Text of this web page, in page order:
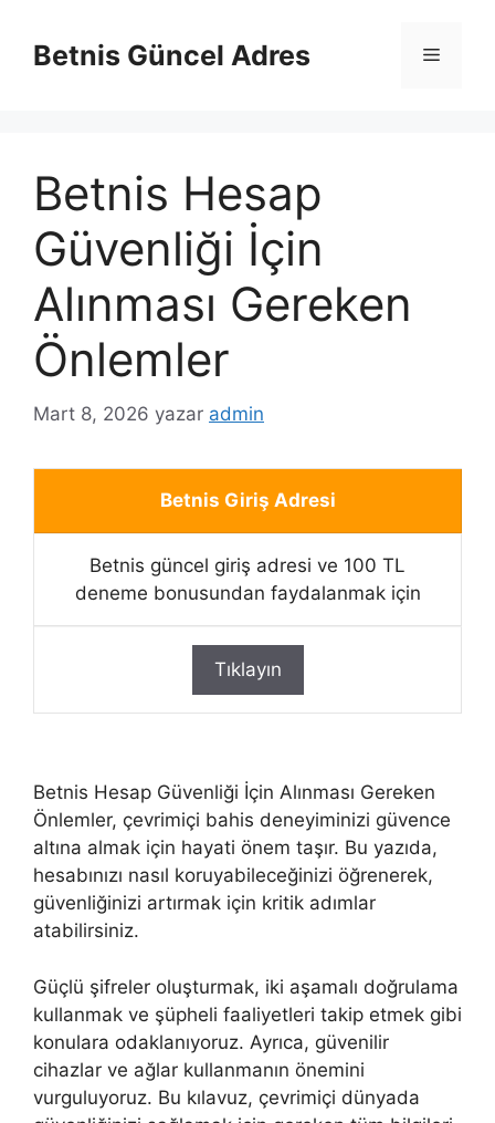
Betnis Güncel Adres Menü
Betnis Hesap
Güvenliği İçin
Alınması Gereken
Önlemler
Mart 8, 2026 yazar admin
Betnis Giriş Adresi
Betnis güncel giriş adresi ve 100 TL
deneme bonusundan faydalanmak için
Tıklayın
Betnis Hesap Güvenliği İçin Alınması Gereken
Önlemler, çevrimiçi bahis deneyiminizi güvence
altına almak için hayati önem taşır. Bu yazıda,
hesabınızı nasıl koruyabileceğinizi öğrenerek,
güvenliğinizi artırmak için kritik adımlar
atabilirsiniz.
Güçlü şifreler oluşturmak, iki aşamalı doğrulama
kullanmak ve şüpheli faaliyetleri takip etmek gibi
konulara odaklanıyoruz. Ayrıca, güvenilir
cihazlar ve ağlar kullanmanın önemini
vurguluyoruz. Bu kılavuz, çevrimiçi dünyada